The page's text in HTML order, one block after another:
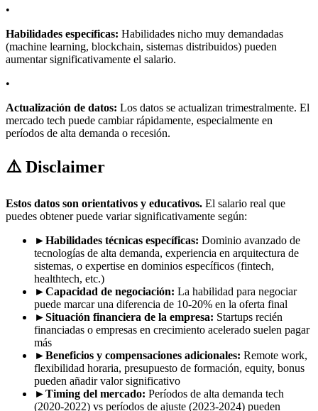
•
Habilidades específicas: Habilidades nicho muy demandadas
(machine learning, blockchain, sistemas distribuidos) pueden
aumentar significativamente el salario.
•
Actualización de datos: Los datos se actualizan trimestralmente. El
mercado tech puede cambiar rápidamente, especialmente en
períodos de alta demanda o recesión.
⚠️ Disclaimer
Estos datos son orientativos y educativos. El salario real que
puedes obtener puede variar significativamente según:
►Habilidades técnicas específicas: Dominio avanzado de
tecnologías de alta demanda, experiencia en arquitectura de
sistemas, o expertise en dominios específicos (fintech,
healthtech, etc.)
►Capacidad de negociación: La habilidad para negociar
puede marcar una diferencia de 10-20% en la oferta final
►Situación financiera de la empresa: Startups recién
financiadas o empresas en crecimiento acelerado suelen pagar
más
►Beneficios y compensaciones adicionales: Remote work,
flexibilidad horaria, presupuesto de formación, equity, bonus
pueden añadir valor significativo
►Timing del mercado: Períodos de alta demanda tech
(2020-2022) vs períodos de ajuste (2023-2024) pueden